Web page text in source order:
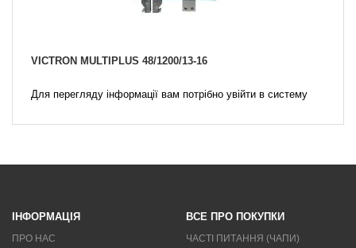
VICTRON MULTIPLUS 48/1200/13-16
Для перегляду інформації вам потрібно увійти в систему
ІНФОРМАЦІЯ
ПРО НАС
ВСЕ ПРО ПОКУПКИ
ЧАСТІ ПИТАННЯ (ЧАПИ)